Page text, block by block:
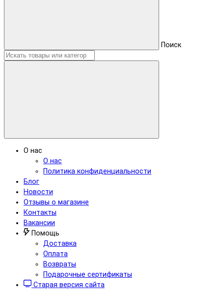
Поиск
О нас
О нас
Политика конфиденциальности
Блог
Новости
Отзывы о магазине
Контакты
Вакансии
Помощь
Доставка
Оплата
Возвраты
Подарочные сертификаты
Старая версия сайта